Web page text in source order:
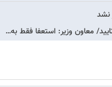
نشد
معاون وزیر: استعفا فقط به…